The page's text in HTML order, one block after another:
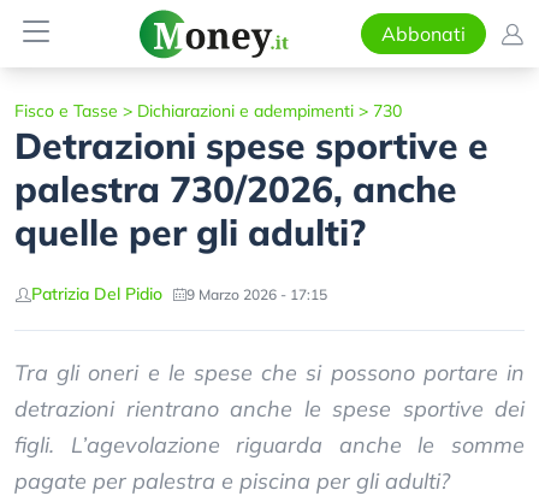
Abbonati
Fisco e Tasse > Dichiarazioni e adempimenti > 730
Detrazioni spese sportive e
palestra 730/2026, anche
quelle per gli adulti?
Patrizia Del Pidio 9 Marzo 2026 - 17:15
Tra gli oneri e le spese che si possono portare in
detrazioni rientrano anche le spese sportive dei
figli. L’agevolazione riguarda anche le somme
pagate per palestra e piscina per gli adulti?